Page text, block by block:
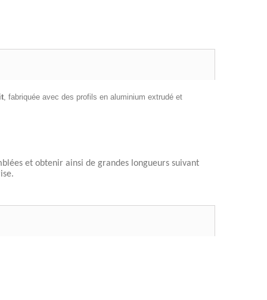
, fabriquée avec des profils en aluminium extrudé et
et obtenir ainsi de grandes longueurs suivant